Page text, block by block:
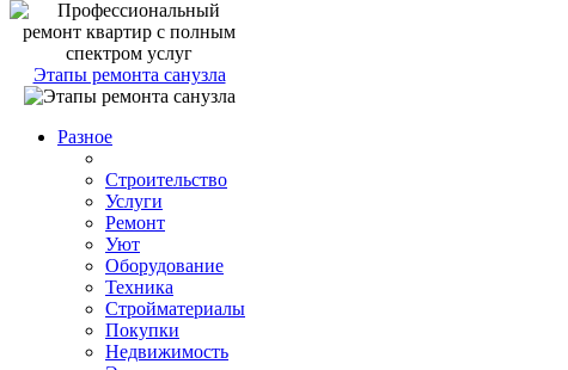
Этапы ремонта санузла
Разное
Строительство
Услуги
Ремонт
Уют
Оборудование
Техника
Стройматериалы
Покупки
Недвижимость